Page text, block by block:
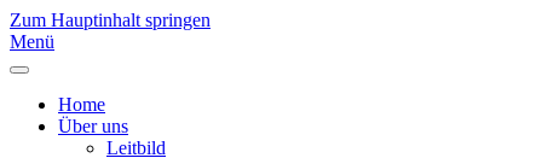
Zum Hauptinhalt springen
Menü
Home
Über uns
Leitbild